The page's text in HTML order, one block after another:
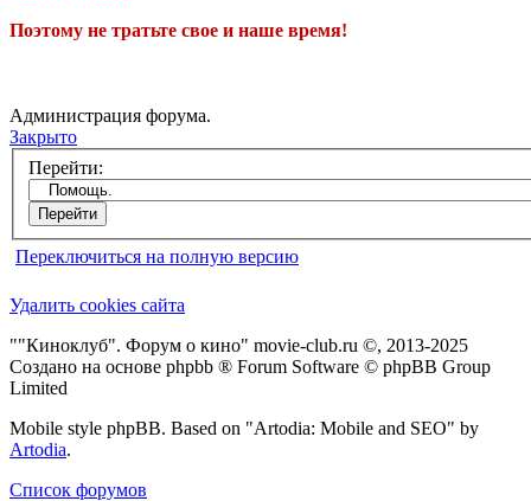
Поэтому не тратьте свое и наше время!
Администрация форума.
Закрыто
Перейти:
Переключиться на полную версию
Удалить cookies сайта
""Киноклуб". Форум о кино" movie-club.ru ©, 2013-2025
Создано на основе phpbb ® Forum Software © phpBB Group
Limited
Mobile style phpBB. Based on "Artodia: Mobile and SEO" by
Artodia.
Список форумов